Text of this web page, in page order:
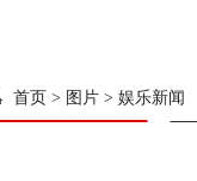
首页 > 图片 > 娱乐新闻